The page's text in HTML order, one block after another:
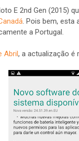
E 2nd Gen (2015)
. Pois bem, esta
a Portugal.
Abril, a actualização é